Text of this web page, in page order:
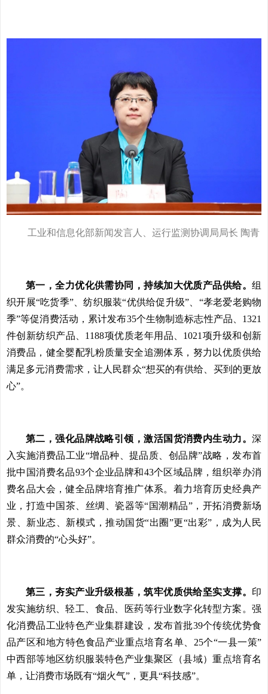
工业和信息化部新闻发言人、运行监测协调局局长 陶青
第一，全力优化供需协同，持续加大优质产品供给。 组
织开展“吃货季”、纺织服装“优供给促升级”、“孝老爱老购物
季”等促消费活动，累计发布35个生物制造标志性产品、1321
件创新纺织产品、1188项优质老年用品、1021项升级和创新
消费品，健全婴配乳粉质量安全追溯体系，努力以优质供给
满足多元消费需求，让人民群众“想买的有供给、买到的更放
心”。
第二，强化品牌战略引领，激活国货消费内生动力。 深
入实施消费品工业“增品种、提品质、创品牌”战略，发布首
批中国消费名品93个企业品牌和43个区域品牌，组织举办消
费名品大会，健全品牌培育推广体系。着力培育历史经典产
业，打造中国茶、丝绸、瓷器等“国潮精品”，开拓消费新场
景、新业态、新模式，推动国货“出圈”更“出彩”，成为人民
群众消费的“心头好”。
第三，夯实产业升级根基，筑牢优质供给坚实支撑。 印
发实施纺织、轻工、食品、医药等行业数字化转型方案。强
化消费品工业特色产业集群建设，发布首批39个传统优势食
品产区和地方特色食品产业重点培育名单、25个“一县一策”
中西部等地区纺织服装特色产业集聚区（县域）重点培育名
单，让消费市场既有“烟火气”，更具“科技感”。